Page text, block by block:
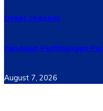
Order checker
Panduan Perhitungan
August 7, 2026